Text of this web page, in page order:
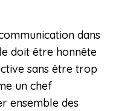
dans
doit être honnête
sans être trop
un chef
ensemble des